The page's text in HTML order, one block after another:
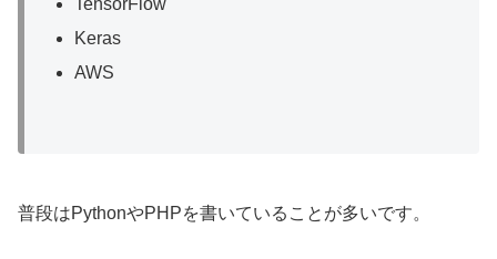
Keras
AWS
普段はPythonやPHPを書いていることが多いです。